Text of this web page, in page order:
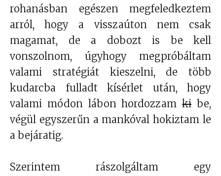
rohanásban egészen megfeledkeztem
arról, hogy a visszaúton nem csak
magamat, de a dobozt is be kell
vonszolnom, úgyhogy megpróbáltam
valami stratégiát kieszelni, de több
kudarcba fulladt kísérlet után, hogy
valami módon lábon hordozzamkibe,
végül egyszerűn a mankóval hokiztam le
a bejáratig.
Szerintem rászolgáltam egy